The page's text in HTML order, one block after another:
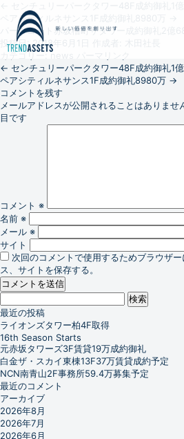
ペアシティルネサンス1F成約御礼8980万
パークコート赤坂檜町ザタワー成約御礼2億
投稿日: 2018年6月1日
カテゴリー:news
← センチュリーパークタワー48F成約御礼1
ペアシティルネサンス1F成約御礼8980万 →
コメントを残す
メールアドレスが公開されることはありませ
目です
コメント ※
名前 ※
メール ※
サイト
次回のコメントで使用するためブラウザ
ス、サイトを保存する。
検
索:
最近の投稿
ライオンズタワー柏4F取得
16th Season Starts
元赤坂タワーズ3F賃貸19万成約御礼
白金ザ・スカイ東棟13F37万賃貸成約予定
NCN南青山2F事務所59.4万募集予定
最近のコメント
アーカイブ
2026年8月
2026年7月
2026年6月